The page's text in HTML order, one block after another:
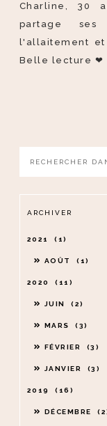
Charline, 30
partage
l'allaitement et
Belle lecture ❤
ARCHIVER
2021 1
AOÛT 1
2020 11
JUIN 2
MARS 3
FÉVRIER 3
JANVIER 3
2019 16
DÉCEMBRE 2